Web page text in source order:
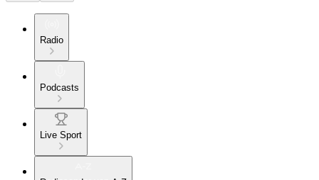
Radio
Podcasts
Live Sport